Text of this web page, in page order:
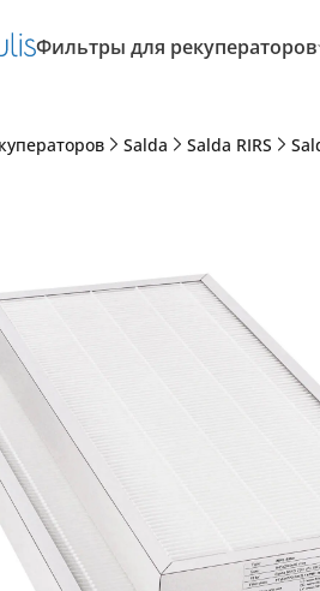
Фильтры для рекуператоров
Salda Salda RIRS